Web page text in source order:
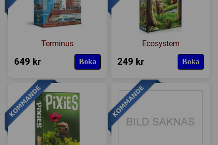
Terminus
649 kr Boka
Ecosystem
249 kr Boka